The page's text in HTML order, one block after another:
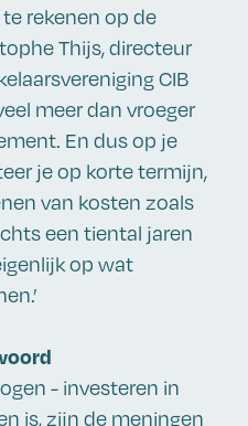
rekenen op de
Thijs, directeur
CIB
meer dan vroeger
En dus op je
je op korte termijn,
van kosten zoals
een tiental jaren
op wat
- investeren in
is, zijn de meningen